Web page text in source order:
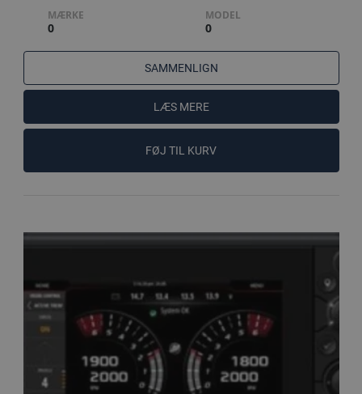
MÆRKE
0
MODEL
0
SAMMENLIGN
LÆS MERE
FØJ TIL KURV